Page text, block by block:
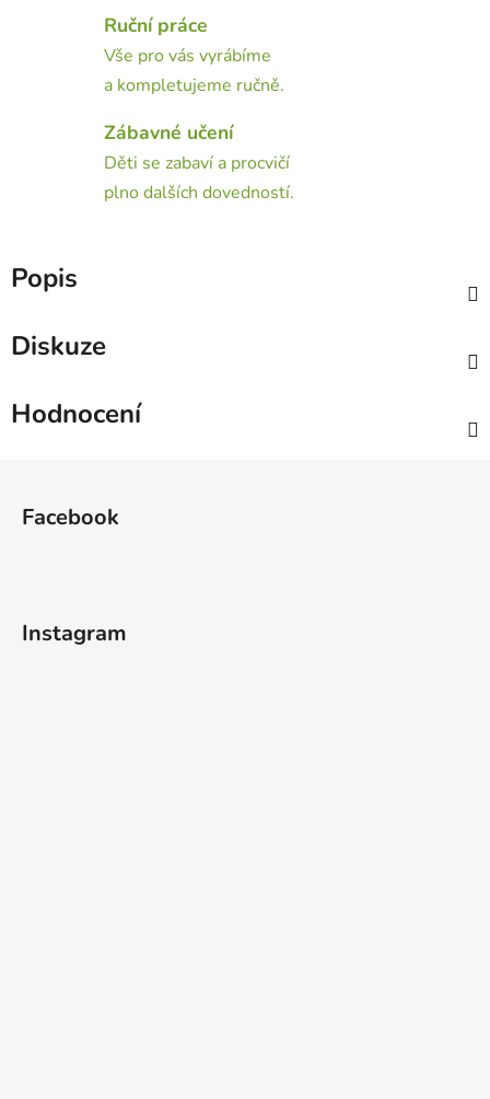
Ruční práce
Vše pro vás vyrábíme
a kompletujeme ručně.
Zábavné učení
Děti se zabaví a procvičí
plno dalších dovedností.
Popis
Diskuze
Hodnocení
Facebook
Instagram